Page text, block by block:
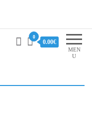
MEN
U
0
0.00€